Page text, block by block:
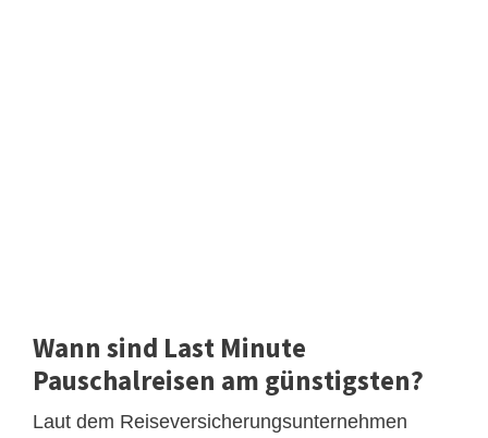
Wann sind Last Minute
Pauschalreisen am günstigsten?
Laut dem Reiseversicherungsunternehmen